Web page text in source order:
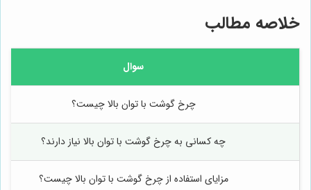
خلاصه مطالب
سوال
چرخ گوشت با توان بالا چیست؟
چه کسانی به چرخ گوشت با توان بالا نیاز دارند؟
مزایای استفاده از چرخ گوشت با توان بالا چیست؟